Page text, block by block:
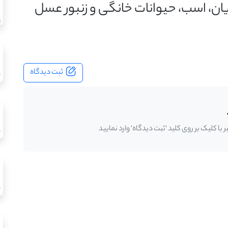
اسب، حیوانات خانگی و زنبور عسل
ثبت دیدگاه
کلیک بر روی کلید 'ثبت دیدگاه' وارد نمایید